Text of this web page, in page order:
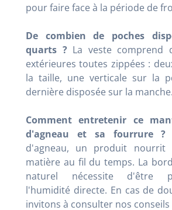
pour faire face à la période de
De combien de poches
quarts ?La veste comprend
extérieures toutes zippées :
la taille, une verticale sur la
dernière disposée sur la manche.
Comment entretenir ce
d'agneau et sa fourrure ?
d'agneau, un produit nourrit
matière au fil du temps. La
naturel nécessite d'être
l'humidité directe. En cas de
invitons à consulter nos